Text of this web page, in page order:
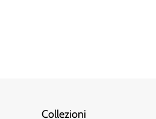
Collezioni